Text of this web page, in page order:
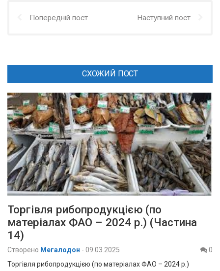
Попередній пост Наступний пост
СХОЖИЙ ПОСТ
Торгівля рибопродукцією (по
матеріалах ФАО – 2024 р.) (Частина
14)
Створено Мегалодон - 09.03.2025
0
Торгівля рибопродукцією (по матеріалах ФАО – 2024 р.)